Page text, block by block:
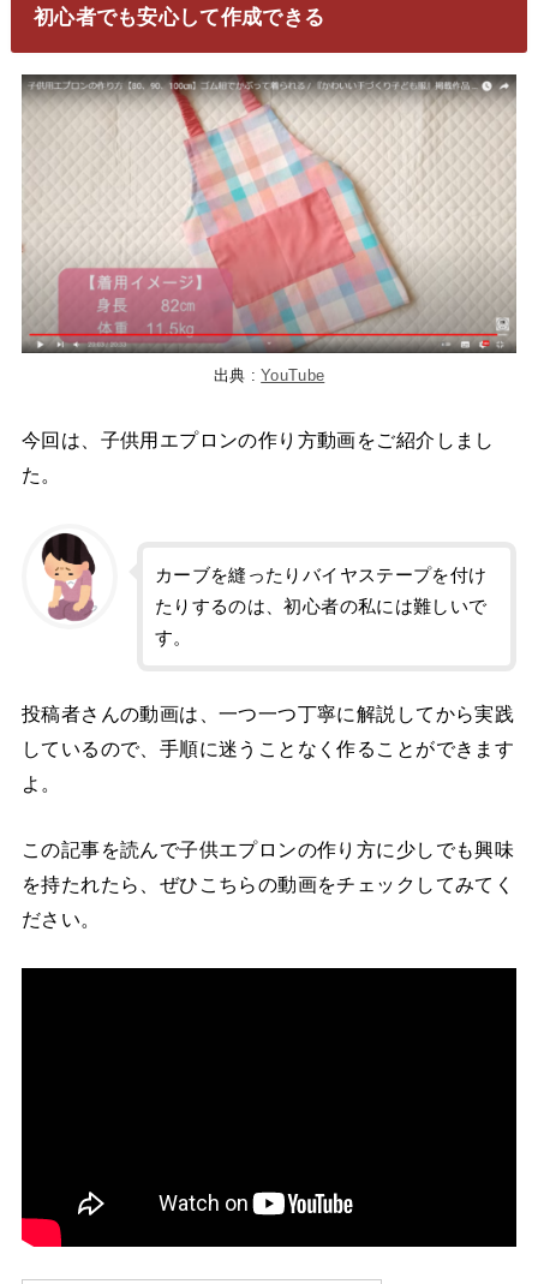
初心者でも安心して作成できる
出典 :YouTube
今回は、子供用エプロンの作り方動画をご紹介しまし
た。
カーブを縫ったりバイヤステープを付け
たりするのは、初心者の私には難しいで
す。
投稿者さんの動画は、一つ一つ丁寧に解説してから実践
しているので、手順に迷うことなく作ることができます
よ。
この記事を読んで子供エプロンの作り方に少しでも興味
を持たれたら、ぜひこちらの動画をチェックしてみてく
ださい。